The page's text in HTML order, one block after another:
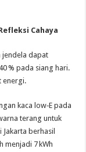
Cahaya
jendela dapat
% pada siang hari.
energi.
kaca low‑E pada
terang untuk
berhasil
menjadi 7 kWh